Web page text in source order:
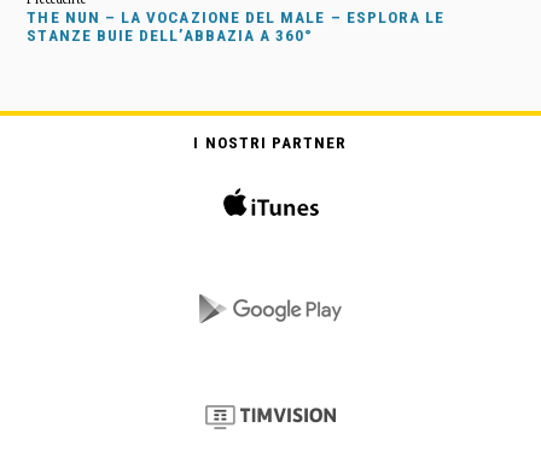
THE NUN – LA VOCAZIONE DEL MALE – ESPLORA LE
STANZE BUIE DELL’ABBAZIA A 360°
I NOSTRI PARTNER